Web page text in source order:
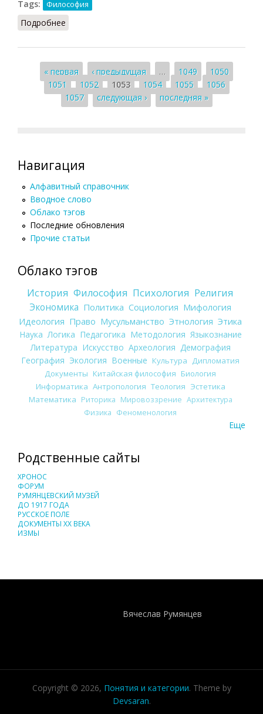
Tags:
Философия
Подробнее
Страницы
« первая ‹ предыдущая … 1049
1050
1051
1052 1053 1054 1055
1056
1057
следующая › последняя »
Навигация
Алфавитный справочник
Вводное слово
Облако тэгов
Последние обновления
Прочие статьи
Облако тэгов
История Философия Психология Религия
Экономика Политика Социология Мифология
Идеология Право Мусульманство Этнология Этика
Наука Логика Педагогика Методология Языкознание
Литература Искусство Археология Демография
География Экология Военные Культура Дипломатия
Документы Китайская философия Биология
Информатика Антропология Теология Эстетика
Математика Риторика Мировоззрение Архитектура
Физика Феноменология
Еще
Родственные сайты
ХРОНОС
ФОРУМ
РУМЯНЦЕВСКИЙ МУЗЕЙ
ДО 1917 ГОДА
РУССКОЕ ПОЛЕ
ДОКУМЕНТЫ XX ВЕКА
ИЗМЫ
Вячеслав Румянцев
Copyright © 2026, Понятия и категории. Theme by
Devsaran.